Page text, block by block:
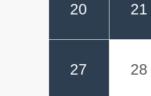
20 21
27 28